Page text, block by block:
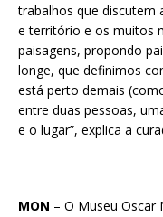
trabalhos que discutem
e território e os muitos
paisagens, propondo
longe, que definimos
está perto demais
entre duas pessoas,
e o lugar”, explica a
MON – O Museu